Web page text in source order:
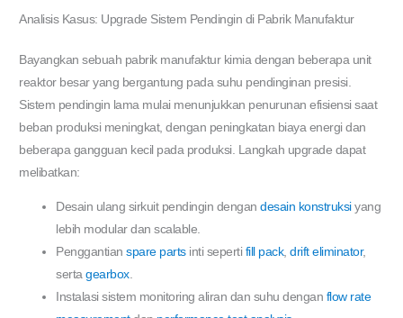
Analisis Kasus: Upgrade Sistem Pendingin di Pabrik Manufaktur
Bayangkan sebuah pabrik manufaktur kimia dengan beberapa unit
reaktor besar yang bergantung pada suhu pendinginan presisi.
Sistem pendingin lama mulai menunjukkan penurunan efisiensi saat
beban produksi meningkat, dengan peningkatan biaya energi dan
beberapa gangguan kecil pada produksi. Langkah upgrade dapat
melibatkan:
Desain ulang sirkuit pendingin dengandesain konstruksiyang
lebih modular dan scalable.
Penggantianspare partsinti seperti fill pack,drift eliminator,
sertagearbox.
Instalasi sistem monitoring aliran dan suhu dengan flow rate